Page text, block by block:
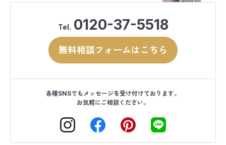
Tel. 0120-37-5518
無料相談フォームはこちら
各種SNSでもメッセージを受け付けております。
お気軽にご相談ください。